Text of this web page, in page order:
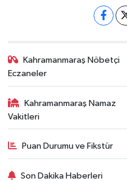
Kahramanmaraş Nöbetçi
Eczaneler
Kahramanmaraş Namaz
Vakitleri
Puan Durumu ve Fikstür
Son Dakika Haberleri